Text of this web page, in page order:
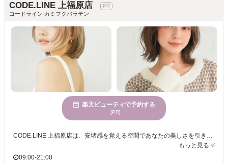
CODE.LINE 上福原店
コードライン カミフクバラテン
楽天ビューティで予約する
[PR]
CODE.LINE 上福原店は、安堵感を覚える空間であなたの美しさを引き立てます。幅広い年齢層に対応できるサービスで、心からくつろげるひとときを提供いたします。何度でも楽しめる良心的な価格設定で、気軽に訪れて自分らしさを追求することが可能です。また、駐車場完備ですので、お子様連れでも安心してご来店いただけます。サロンでは、豊富な経験を持つスタッフが、マンツーマンの丁寧なカウンセリングと施術で、あなたの「なりたい」をしっかりサポートします。落ち着いた雰囲気を持つCODE.LINE 上福原店で、日常を忘れて自分にご褒美を与えてみませんか。ここでしか味わえないリラクゼーションと共に、心地よい時間を満喫してください。
もっと見る
09:00-21:00